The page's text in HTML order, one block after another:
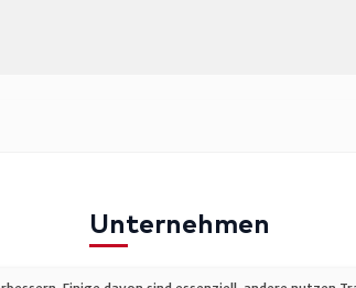
Unternehmen